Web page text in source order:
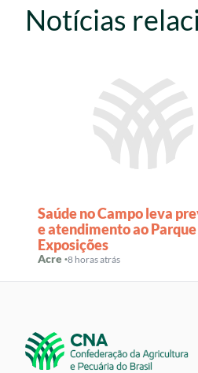
Notícias
Saúde no Campo leva
e atendimento ao
Exposições
Acre ·8 horas atrás